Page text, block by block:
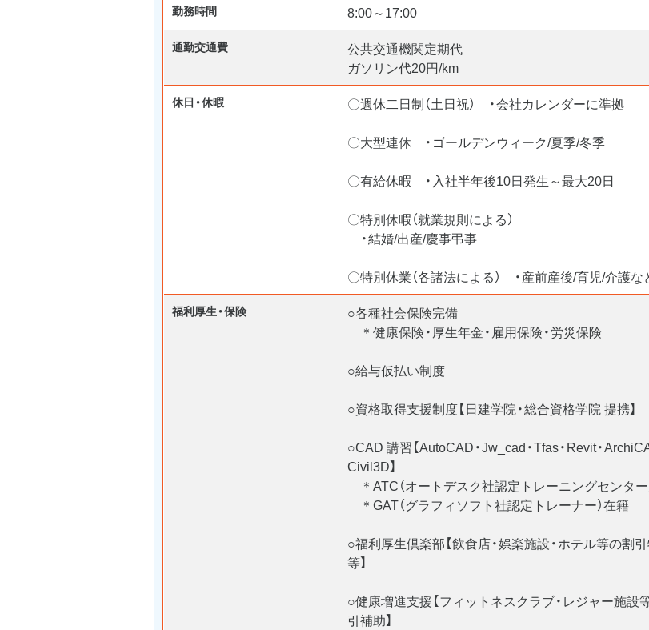
勤務時間 8:00～17:00
通勤交通費
公共交通機関定期代
ガソリン代20円/km
休日・休暇
〇週休二日制（土日祝） ・会社カレンダーに準拠
〇大型連休 ・ゴールデンウィーク/夏季/冬季
〇有給休暇 ・入社半年後10日発生～最大20日
〇特別休暇（就業規則による）
・結婚/出産/慶事弔事
〇特別休業（各諸法による） ・産前産後/育児/介護な
福利厚生・保険
○各種社会保険完備
＊健康保険・厚生年金・雇用保険・労災保険
○給与仮払い制度
○資格取得支援制度【日建学院・総合資格学院 提携】
○CAD 講習【AutoCAD・Jw_cad・Tfas・Revit・
Civil3D】
＊ATC（オートデスク社認定トレーニングセンター
＊GAT（グラフィソフト社認定トレーナー）在籍
○福利厚生倶楽部【飲食店・娯楽施設・ホテル等の割
等】
○健康増進支援【フィットネスクラブ・レジャー施設
引補助】